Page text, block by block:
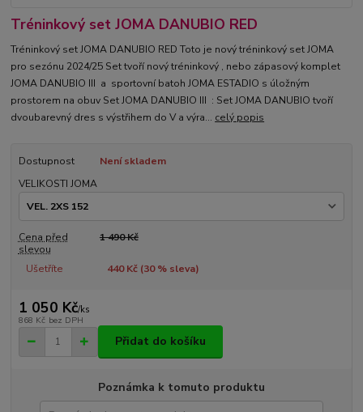
Tréninkový set JOMA DANUBIO RED
Tréninkový set JOMA DANUBIO RED Toto je nový tréninkový set JOMA
pro sezónu 2024/25 Set tvoří nový tréninkový , nebo zápasový komplet
JOMA DANUBIO III a sportovní batoh JOMA ESTADIO s úložným
prostorem na obuv Set JOMA DANUBIO III : Set JOMA DANUBIO tvoří
dvoubarevný dres s výstřihem do V a výra... celý popis
Dostupnost
Není skladem
VELIKOSTI JOMA
Cena před
slevou
1 490 Kč
Ušetříte 440 Kč (30% sleva)
1 050 Kč/ks
868 Kč bez DPH
Přidat do košíku
Poznámka k tomuto produktu